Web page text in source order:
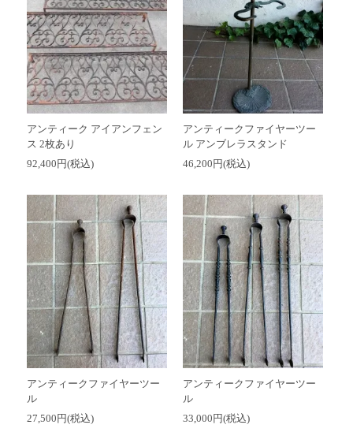
アンティーク アイアンフェン
ス 2枚あり
92,400円(税込)
アンティークファイヤーツー
ル アンブレラスタンド
46,200円(税込)
アンティークファイヤーツー
ル
27,500円(税込)
アンティークファイヤーツー
ル
33,000円(税込)